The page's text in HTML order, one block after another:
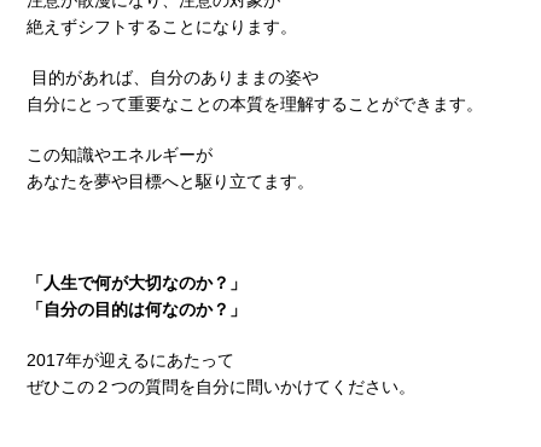
絶えずシフトすることになります。
目的があれば、自分のありままの姿や
自分にとって重要なことの本質を理解することができます。
この知識やエネルギーが
あなたを夢や目標へと駆り立てます。
「人生で何が大切なのか？」
「自分の目的は何なのか？」
2017年が迎えるにあたって
ぜひこの２つの質問を自分に問いかけてください。